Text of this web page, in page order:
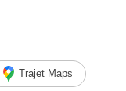
Trajet Maps